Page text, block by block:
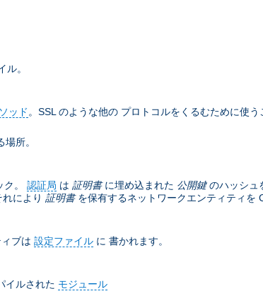
ル。
ッド 。SSL のような他の プロトコルをくるむために使う
所。
。 認証局 は 証明書に埋め込まれた 公開鍵のハッシュ
により 証明書を保有するネットワークエンティティを
ブは 設定ファイル に 書かれます。
イルされた モジュール